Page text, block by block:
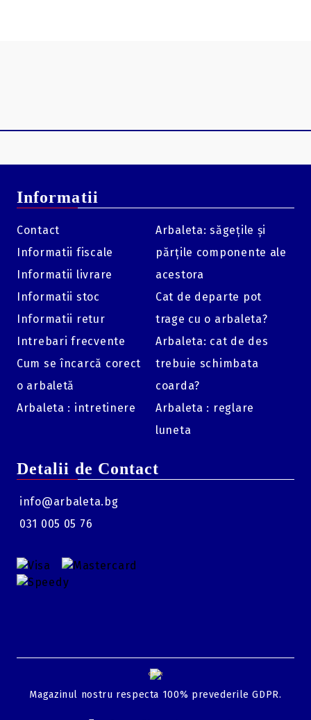
Informatii
Contact
Informatii fiscale
Informatii livrare
Informatii stoc
Informatii retur
Intrebari frecvente
Cum se încarcă corect
o arbaletă
Arbaleta : intretinere
Arbaleta: săgețile și
părțile componente ale
acestora
Cat de departe pot
trage cu o arbaleta?
Arbaleta: cat de des
trebuie schimbata
coarda?
Arbaleta : reglare
luneta
Detalii de Contact
info@arbaleta.bg
031 005 05 76
GDPR
Magazinul nostru respecta 100% prevederile GDPR.